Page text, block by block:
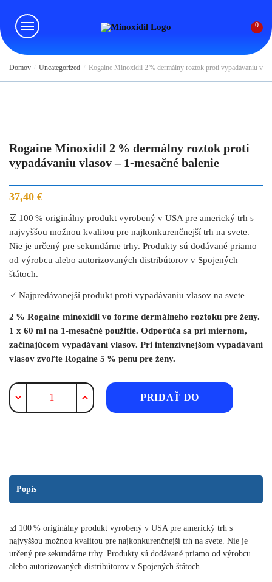
navigation
content
0
Domov Uncategorized Rogaine Minoxidil 2 % dermálny roztok proti vypadávaniu
Rogaine Minoxidil 2 % dermálny roztok proti
vypadávaniu vlasov – 1-mesačné balenie
37,40 €
☑️ 100 % originálny produkt vyrobený v USA pre americký trh s
najvyššou možnou kvalitou pre najkonkurenčnejší trh na svete.
Nie je určený pre sekundárne trhy. Produkty sú dodávané priamo
od výrobcu alebo autorizovaných distribútorov v Spojených
štátoch.
☑️ Najpredávanejší produkt proti vypadávaniu vlasov na svete
2 % Rogaine minoxidil vo forme dermálneho roztoku pre ženy.
1 x 60 ml na 1-mesačné použitie. Odporúča sa pri miernom,
začínajúcom vypadávaní vlasov. Pri intenzívnejšom vypadávaní
vlasov zvoľte Rogaine 5 % penu pre ženy.
množstvo
Rogaine
proti
vypadávaniu
vlasov
mesačné
balenie
PRIDAŤ DO
Popis
☑️ 100 % originálny produkt vyrobený v USA pre americký trh s
najvyššou možnou kvalitou pre najkonkurenčnejší trh na svete. Nie je
určený pre sekundárne trhy. Produkty sú dodávané priamo od výrobcu
alebo autorizovaných distribútorov v Spojených štátoch.